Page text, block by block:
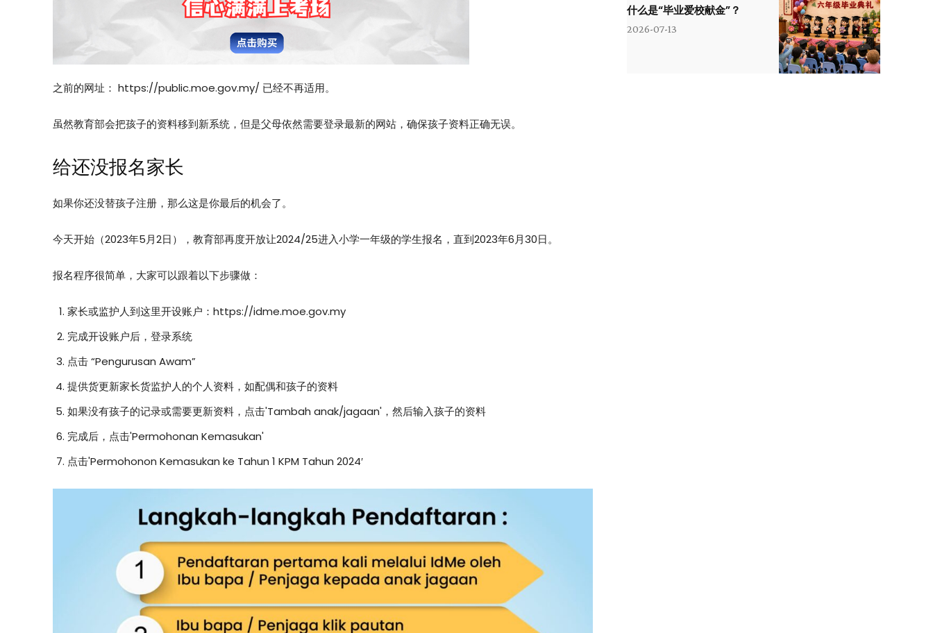
之前的网址： https://public.moe.gov.my/ 已经不再适用。
虽然教育部会把孩子的资料移到新系统，但是父母依然需要登录最新的网站，确保孩子资料正确无误。
给还没报名家长
如果你还没替孩子注册，那么这是你最后的机会了。
今天开始（2023年5月2日），教育部再度开放让2024/25进入小学一年级的学生报名，直到2023年6月30日。
报名程序很简单，大家可以跟着以下步骤做：
家长或监护人到这里开设账户：https://idme.moe.gov.my
完成开设账户后，登录系统
点击 “Pengurusan Awam”
提供货更新家长货监护人的个人资料，如配偶和孩子的资料
如果没有孩子的记录或需要更新资料，点击'Tambah anak/jagaan'，然后输入孩子的资料
完成后，点击'Permohonan Kemasukan'
点击'Permohonon Kemasukan ke Tahun 1 KPM Tahun 2024′
什么是“毕业爱校献金”？
2026-07-13